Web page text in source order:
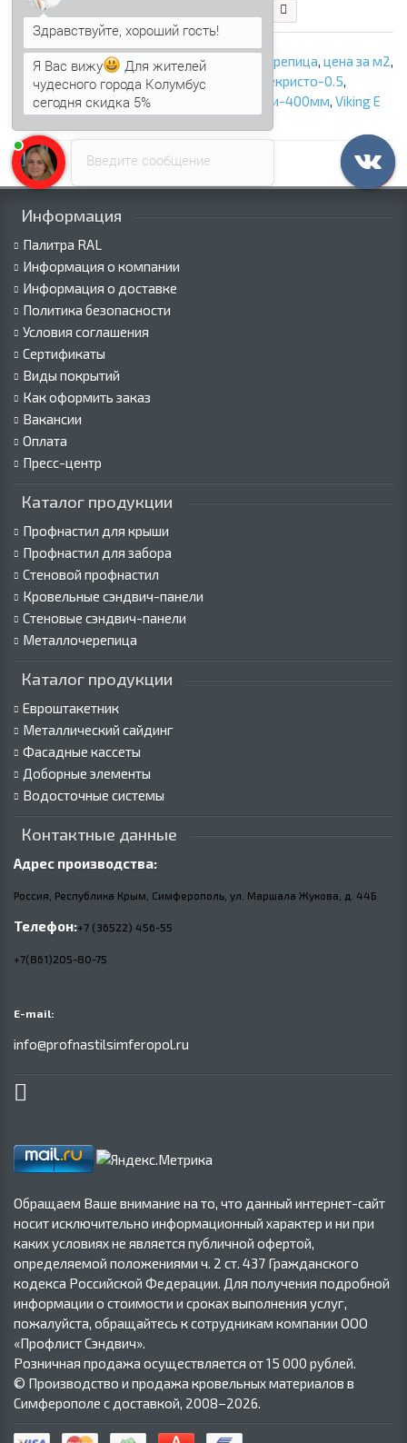
В корзину
ООО «Профнастил Сэндвич»,Металлочерепица, цена за м2,
купить в Крыму,Металлочерепица Монтекристо-0.5,
Высота ступеньки-30мм
Длина ступеньки-400мм, Viking E
Информация
Палитра RAL
Информация о компании
Информация о доставке
Политика безопасности
Условия соглашения
Сертификаты
Виды покрытий
Как оформить заказ
Вакансии
Оплата
Пресс-центр
Каталог продукции
Профнастил для крыши
Профнастил для забора
Стеновой профнастил
Кровельные сэндвич-панели
Стеновые сэндвич-панели
Металлочерепица
Каталог продукции
Евроштакетник
Металлический сайдинг
Фасадные кассеты
Доборные элементы
Водосточные системы
Контактные данные
Адрес производства:
Россия, Республика Крым, Симферополь, ул. Маршала Жукова, д. 44Б
Телефон:+7 (36522) 456-55
+7(861)205-80-75
E-mail:
info@profnastilsimferopol.ru
Обращаем Ваше внимание на то, что данный интернет-сайт
носит исключительно информационный характер и ни при
каких условиях не является публичной офертой,
определяемой положениями ч. 2 ст. 437 Гражданского
кодекса Российской Федерации. Для получения подробной
информации о стоимости и сроках выполнения услуг,
пожалуйста, обращайтесь к сотрудникам компании ООО
«Профлист Сэндвич».
Розничная продажа осуществляется от 15 000 рублей.
© Производство и продажа кровельных материалов в
Симферополе с доставкой, 2008–2026.
Введите сообщение
Я Вас вижу
Для жителей
чудесного города Колумбус
сегодня скидка 5%